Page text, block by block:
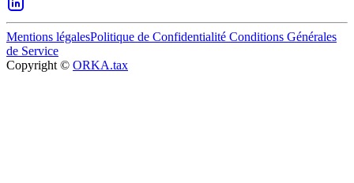
Mentions légalesPolitique de Confidentialité Conditions Générales
de Service
Copyright © ORKA.tax